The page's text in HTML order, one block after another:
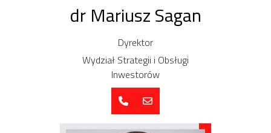
dr Mariusz Sagan
Dyrektor
Wydział Strategii i Obsługi
Inwestorów